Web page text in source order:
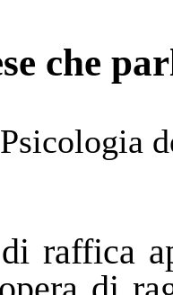
che
Psicologia
raffica